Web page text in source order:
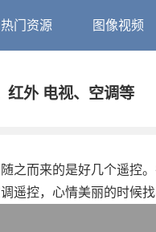
热门资源 图像视频
红外 电视、空调等
之而来的是好几个遥控
遥控，心情美丽的时候